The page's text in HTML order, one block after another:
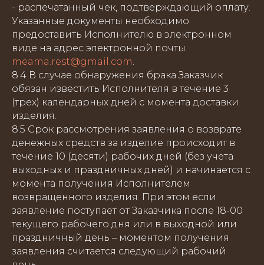
- распечатанный чек, подтверждающий оплату.
Указанные документы необходимо
предоставить Исполнителю в электронном
виде на адрес электронной почты
meama.rest@gmail.com.
8.4 В случае обнаружения брака Заказчик
обязан известить Исполнителя в течение 3
(трех) календарных дней с момента доставки
изделия.
8.5 Срок рассмотрения заявления о возврате
денежных средств за изделие происходит в
течение 10 (десяти) рабочих дней (без учета
выходных и праздничных дней) и начинается с
момента получения Исполнителем
возвращенного изделия. При этом если
заявление поступает от Заказчика после 18-00
текущего рабочего дня или в выходной или
праздничный день – моментом получения
заявления считается следующий рабочий